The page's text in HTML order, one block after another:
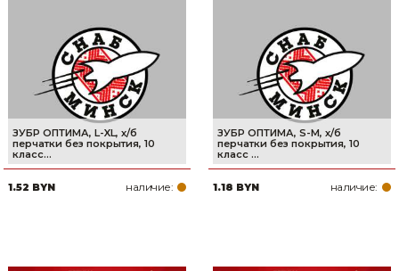
ЗУБР ОПТИМА, L-XL, х/б
перчатки без покрытия, 10
класс...
1.52 BYN наличие:
ЗУБР ОПТИМА, S-M, х/б
перчатки без покрытия, 10
класс ...
1.18 BYN наличие: